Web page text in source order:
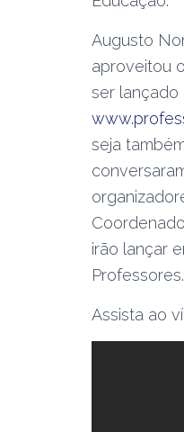
Augusto
aproveitou
ser lançado
seja
irão lançar
Professores.
Assista ao